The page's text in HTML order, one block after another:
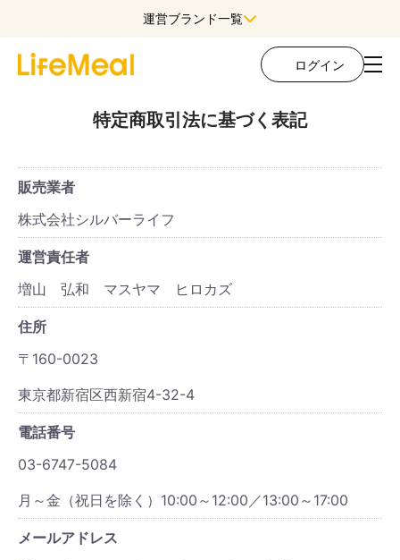
運営ブランド一覧
ログイン
特定商取引法に基づく表記
販売業者
株式会社シルバーライフ
運営責任者
増山 弘和 マスヤマ ヒロカズ
住所
〒160-0023
東京都新宿区西新宿4-32-4
電話番号
03-6747-5084
月～金（祝日を除く）10:00～12:00／13:00～17:00
メールアドレス